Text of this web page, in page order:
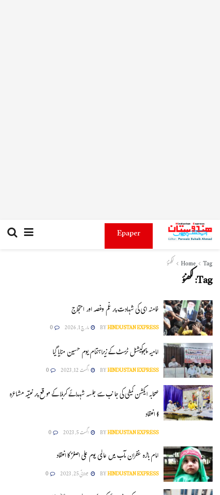
Epaper
Home Tag لکھنؤ
Tag:لکھنؤ
خامنہ ای کی شہادت پر غم وغصہ اور احتجاج
BYHINDUSTAN EXPRESS مارچ 1, 2026 0
امامیہ ایجوکیشنل ٹرسٹ کے زیراہتمام یوم حسین منایا گیا
BYHINDUSTAN EXPRESS اگست 12, 2023 0
صحابہ ایکشن کمیٹی کی جا نب سے جلسہ شہدائے کربلا کے موقع پر نعتیہ مشاعرہ
کا انعقاد
BYHINDUSTAN EXPRESS اگست 5, 2023 0
امام باڑہ غفران مآب میں عالمی یوم علی اصغرؑ کا انعقاد
BYHINDUSTAN EXPRESS جولائی 25, 2023 0